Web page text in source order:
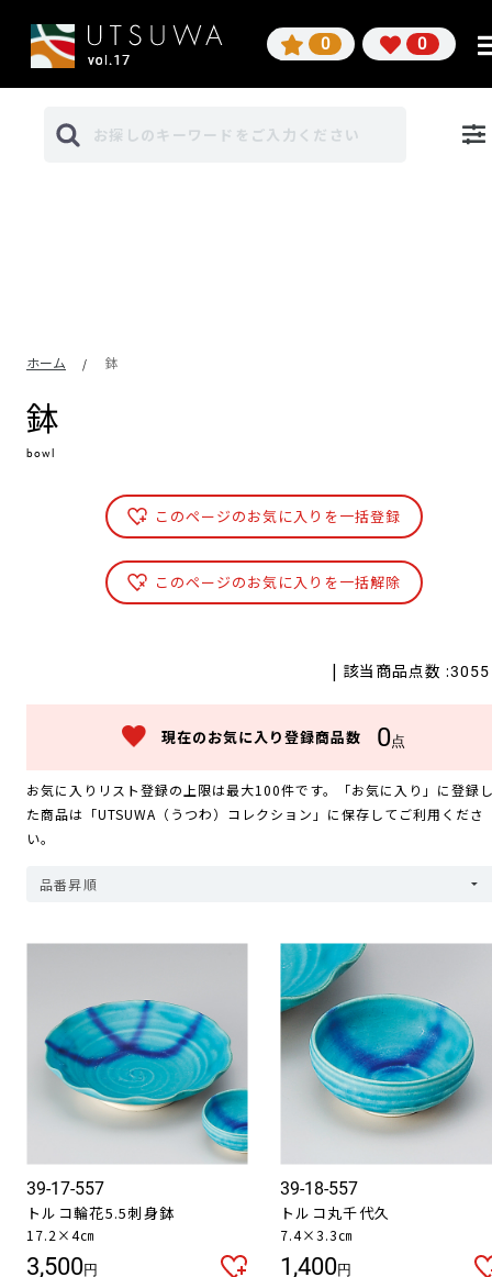
0 0
ホーム / 鉢
鉢
bowl
このページのお気に入りを一括登録
このページのお気に入りを一括解除
| 該当商品点数 :3055
現在のお気に入り登録商品数 0点
お気に入りリスト登録の上限は最大100件です。「お気に入り」に登録
た商品は「UTSUWA（うつわ）コレクション」に保存してご利用くださ
い。
39-17-557
トルコ輪花5.5刺身鉢
17.2×4㎝
3,500円
39-18-557
トルコ丸千代久
7.4×3.3㎝
1,400円